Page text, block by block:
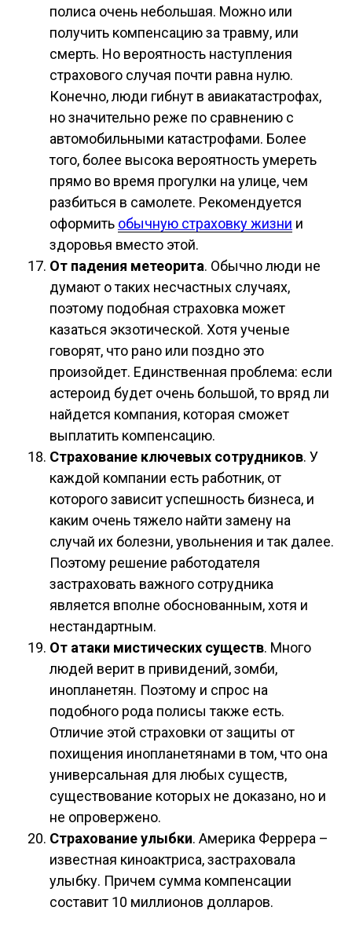
полиса очень небольшая. Можно или
получить компенсацию за травму, или
смерть. Но вероятность наступления
страхового случая почти равна нулю.
Конечно, люди гибнут в авиакатастрофах,
но значительно реже по сравнению с
автомобильными катастрофами. Более
того, более высока вероятность умереть
прямо во время прогулки на улице, чем
разбиться в самолете. Рекомендуется
оформить обычную страховку жизни и
здоровья вместо этой.
От падения метеорита. Обычно люди не
думают о таких несчастных случаях,
поэтому подобная страховка может
казаться экзотической. Хотя ученые
говорят, что рано или поздно это
произойдет. Единственная проблема: если
астероид будет очень большой, то вряд ли
найдется компания, которая сможет
выплатить компенсацию.
Страхование ключевых сотрудников. У
каждой компании есть работник, от
которого зависит успешность бизнеса, и
каким очень тяжело найти замену на
случай их болезни, увольнения и так далее.
Поэтому решение работодателя
застраховать важного сотрудника
является вполне обоснованным, хотя и
нестандартным.
От атаки мистических существ. Много
людей верит в привидений, зомби,
инопланетян. Поэтому и спрос на
подобного рода полисы также есть.
Отличие этой страховки от защиты от
похищения инопланетянами в том, что она
универсальная для любых существ,
существование которых не доказано, но и
не опровержено.
Страхование улыбки. Америка Феррера –
известная киноактриса, застраховала
улыбку. Причем сумма компенсации
составит 10 миллионов долларов.